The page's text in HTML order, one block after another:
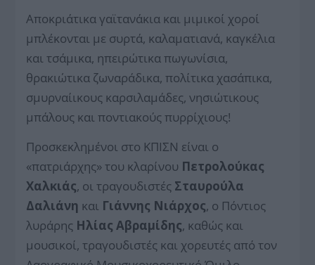
Αποκριάτικα γαϊτανάκια και μιμικοί χοροί
μπλέκονται με συρτά, καλαματιανά, καγκέλια
και τσάμικα, ηπειρώτικα πωγωνίσια,
θρακιώτικα ζωναράδικα, πολίτικα χασάπικα,
σμυρναίικους καρσιλαμάδες, νησιώτικους
μπάλους και ποντιακούς πυρρίχιους!
Προσκεκλημένοι στο ΚΠΙΣΝ είναι ο
«πατριάρχης» του κλαρίνου Πετρολούκας
Χαλκιάς, οι τραγουδιστές Σταυρούλα
Δαλιάνη και Γιάννης Νιάρχος, ο Πόντιος
λυράρης Ηλίας Αβραμίδης, καθώς και
μουσικοί, τραγουδιστές και χορευτές από τον